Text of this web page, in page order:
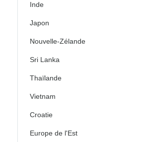
Inde
Japon
Nouvelle-Zélande
Sri Lanka
Thaïlande
Vietnam
Croatie
Europe de l'Est